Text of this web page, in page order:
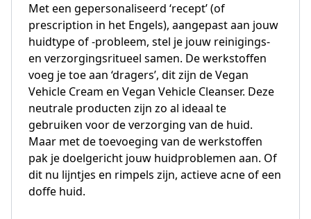
Met een gepersonaliseerd ‘recept’ (of
prescription in het Engels), aangepast aan jouw
huidtype of -probleem, stel je jouw reinigings-
en verzorgingsritueel samen. De werkstoffen
voeg je toe aan ‘dragers’, dit zijn de Vegan
Vehicle Cream en Vegan Vehicle Cleanser. Deze
neutrale producten zijn zo al ideaal te
gebruiken voor de verzorging van de huid.
Maar met de toevoeging van de werkstoffen
pak je doelgericht jouw huidproblemen aan. Of
dit nu lijntjes en rimpels zijn, actieve acne of een
doffe huid.